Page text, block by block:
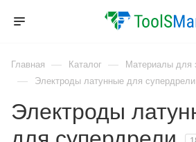
Главная — Каталог — Материалы для
— Электроды латунные для супердрели
Электроды